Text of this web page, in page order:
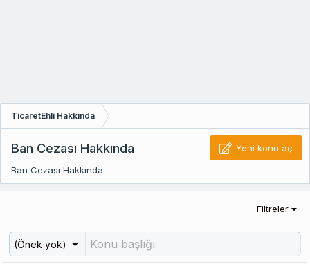
TicaretEhli Hakkında
Ban Cezası Hakkında
Yeni konu aç
Ban Cezası Hakkında
Filtreler
(Önek yok)